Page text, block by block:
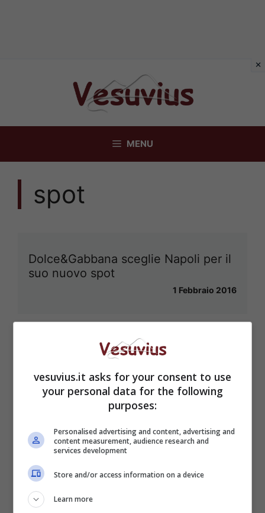
MENU
spot
Dolce&Gabbana sceglie Napoli per il
suo nuovo spot
1 Febbraio 2016
vesuvius.it asks for your consent to use
your personal data for the following
purposes:
Personalised advertising and content, advertising and
content measurement, audience research and
services development
Store and/or access information on a device
Learn more